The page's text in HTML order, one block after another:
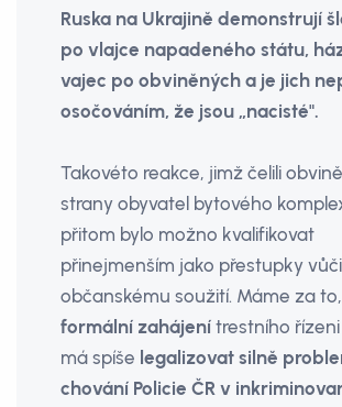
Ruska na Ukrajině demonstru­jí
po vlajce napadeného stá­tu,
vajec po obviněných a je­ jich
osočováním, že jsou „nacisté".
Takovéto reakce, jimž čelili
strany obyvatel bytového
přitom bylo možno kvalifikovat
přinejmenším jako přestupky vůči
občanskému soužití. Máme za
formální zahájení trestního
má spíše legalizovat silně
chování Policie ČR v